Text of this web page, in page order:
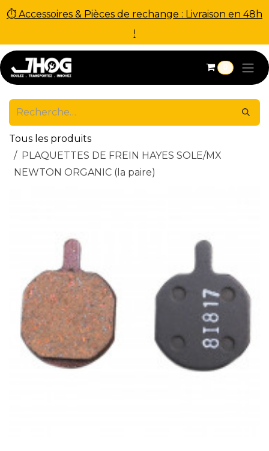
⏱ Accessoires & Pièces de rechange : Livraison en 48h
!
Se rendre au contenu
0
Tous les produits
PLAQUETTES DE FREIN HAYES SOLE/MX
NEWTON ORGANIC (la paire)